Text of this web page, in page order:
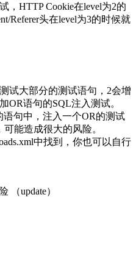
，HTTP Cookie在level为2的
Referer头在level为3的时候就
试大部分的测试语句，2会增
OR语句的SQL注入测试。
句中，注入一个OR的测试
能造成很大的风险。
中找到，你也可以自行
（update）